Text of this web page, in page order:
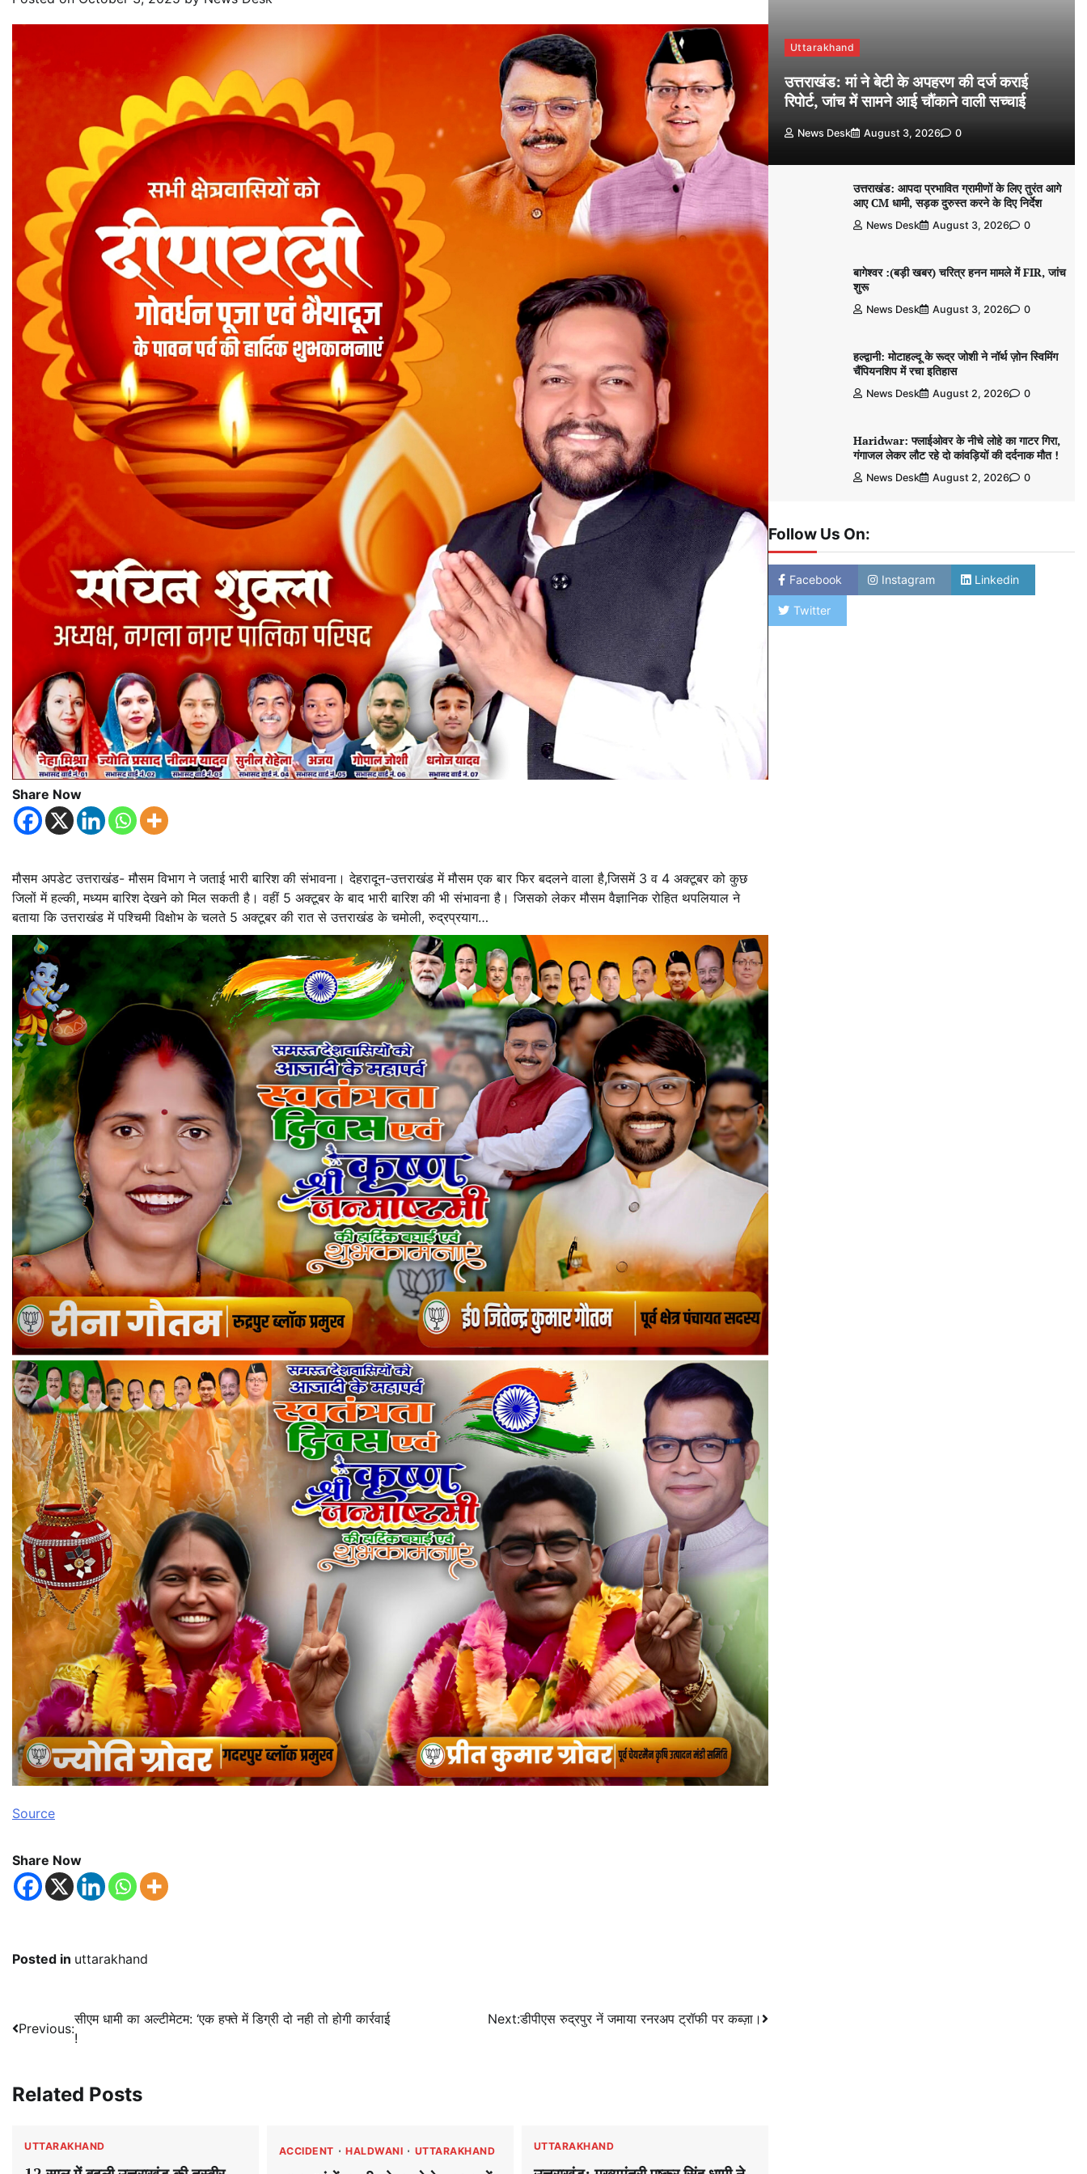
Share Now
मौसम अपडेट उत्तराखंड- मौसम विभाग ने जताई भारी बारिश की संभावना। देहरादून-उत्तराखंड में मौसम एक बार फिर बदलने वाला है,जिसमें 3 व 4 अक्टूबर को कुछ
जिलों में हल्की, मध्यम बारिश देखने को मिल सकती है। वहीं 5 अक्टूबर के बाद भारी बारिश की भी संभावना है। जिसको लेकर मौसम वैज्ञानिक रोहित थपलियाल ने
बताया कि उत्तराखंड में पश्चिमी विक्षोभ के चलते 5 अक्टूबर की रात से उत्तराखंड के चमोली, रुद्रप्रयाग…
Source
Share Now
Posted in uttarakhand
Post
Previous:
सीएम धामी का अल्टीमेटम: ‘एक हफ्ते में डिग्री दो नही तो होगी कार्रवाई
!
Next:डीपीएस रुद्रपुर नें जमाया रनरअप ट्रॉफी पर कब्ज़ा।
Related Posts
UTTARAKHAND ACCIDENT HALDWANI UTTARAKHAND UTTARAKHAND
Uttarakhand
उत्तराखंड: मां ने बेटी के अपहरण की दर्ज कराई
रिपोर्ट, जांच में सामने आई चौंकाने वाली सच्चाई
News Desk August 3, 2026 0
उत्तराखंड: आपदा प्रभावित ग्रामीणों के लिए तुरंत आगे
आए CM धामी, सड़क दुरुस्त करने के दिए निर्देश
News Desk August 3, 2026 0
बागेश्वर :(बड़ी खबर) चरित्र हनन मामले में FIR, जांच
शुरू
News Desk August 3, 2026 0
हल्द्वानी: मोटाहल्दू के रूद्र जोशी ने नॉर्थ ज़ोन स्विमिंग
चैंपियनशिप में रचा इतिहास
News Desk August 2, 2026 0
Haridwar: फ्लाईओवर के नीचे लोहे का गाटर गिरा,
गंगाजल लेकर लौट रहे दो कांवड़ियों की दर्दनाक मौत !
News Desk August 2, 2026 0
Follow Us On:
Facebook Instagram Linkedin
Twitter